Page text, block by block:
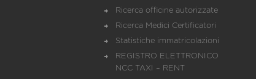
Ricerca officine autorizzate
Ricerca Medici Certificatori
Statistiche immatricolazioni
REGISTRO ELETTRONICO
NCC TAXI – RENT